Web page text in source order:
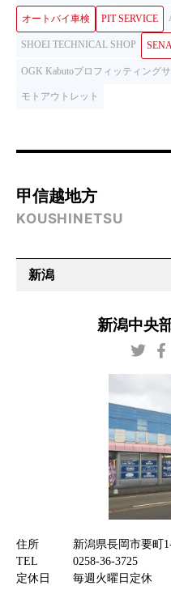
オートバイ車検 PIT SERVICE
SHOEI TECHNICAL SHOP
OGK Kabutoプロフィッティング
モトアウトレット
甲信越地方
KOUSHINETSU
新潟
新潟中央
住所
新潟県長岡市要町
TEL
0258-36-3725
定休日
毎週火曜日定休